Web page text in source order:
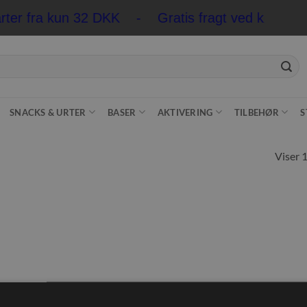
fra kun 32 DKK - Gratis fragt ved køb over
SNACKS & URTER BASER AKTIVERING TILBEHØR
Viser